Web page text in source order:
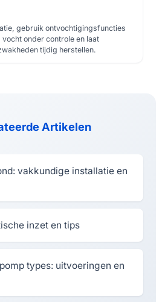
gebruik ontvochtigingsfuncties
vocht onder controle en laat
tijdig herstellen.
Artikelen
vakkundige installatie en
inzet en tips
types: uitvoeringen en